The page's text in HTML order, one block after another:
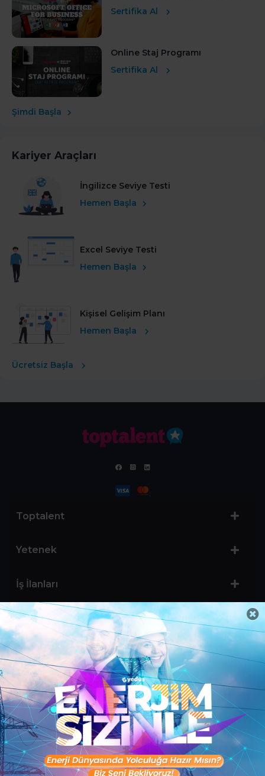
Sertifika Al
Online Staj Programı
Sertifika Al
Şimdi Başla
Kariyer Araçları
İngilizce Seviye Testi
Hemen Başla
Excel Seviye Testi
Hemen Başla
Kişisel Gelişim Planı
Hemen Başla
Ücretsiz Başla
Toptalent
Yetenek
İş İlanları
Sertifika Programları
Yetenek Testleri
İşveren